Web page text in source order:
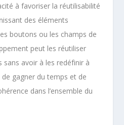
à favoriser la réutilisabilité
des éléments
boutons ou les champs de
peut les réutiliser
avoir à les redéfinir à
gagner du temps et de
dans l’ensemble du